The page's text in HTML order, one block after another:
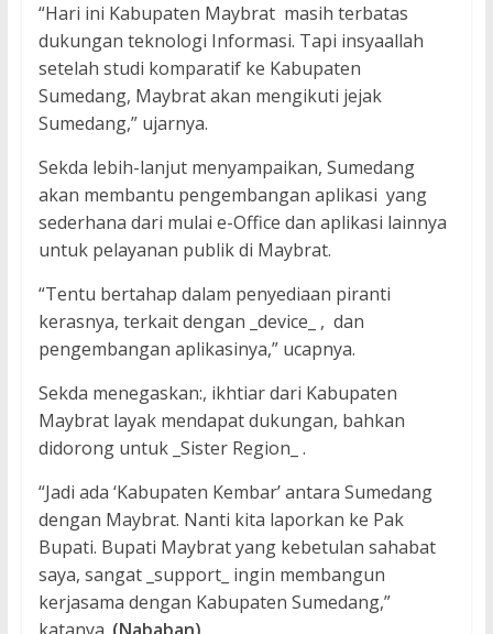
“Hari ini Kabupaten Maybrat masih terbatas
dukungan teknologi Informasi. Tapi insyaallah
setelah studi komparatif ke Kabupaten
Sumedang, Maybrat akan mengikuti jejak
Sumedang,” ujarnya.
Sekda lebih-lanjut menyampaikan, Sumedang
akan membantu pengembangan aplikasi yang
sederhana dari mulai e-Office dan aplikasi lainnya
untuk pelayanan publik di Maybrat.
“Tentu bertahap dalam penyediaan piranti
kerasnya, terkait dengan _device_ , dan
pengembangan aplikasinya,” ucapnya.
Sekda menegaskan:, ikhtiar dari Kabupaten
Maybrat layak mendapat dukungan, bahkan
didorong untuk _Sister Region_ .
“Jadi ada ‘Kabupaten Kembar’ antara Sumedang
dengan Maybrat. Nanti kita laporkan ke Pak
Bupati. Bupati Maybrat yang kebetulan sahabat
saya, sangat _support_ ingin membangun
kerjasama dengan Kabupaten Sumedang,”